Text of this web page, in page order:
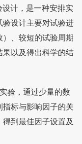
计，是一种安排实
设计主要对试验进
、较短的试验周期
以及得出科学的结
验，通过少量的数
标与影响因子的关
到最佳因子设置及